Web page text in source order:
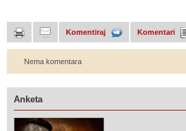
Komentiraj Komentari
Nema komentara
Anketa